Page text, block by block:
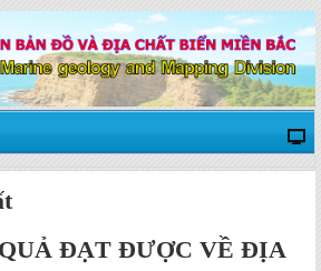
ĐẠT ĐƯỢC VỀ ĐỊA